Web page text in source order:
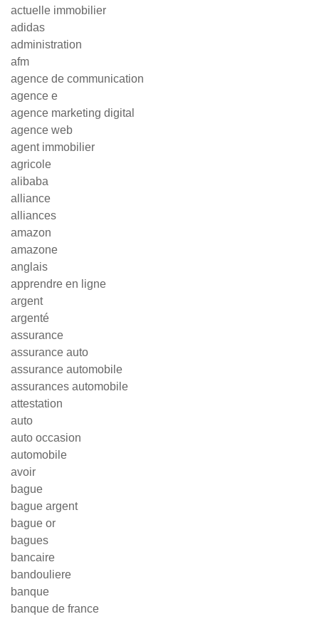
actuelle immobilier
adidas
administration
afm
agence de communication
agence e
agence marketing digital
agence web
agent immobilier
agricole
alibaba
alliance
alliances
amazon
amazone
anglais
apprendre en ligne
argent
argenté
assurance
assurance auto
assurance automobile
assurances automobile
attestation
auto
auto occasion
automobile
avoir
bague
bague argent
bague or
bagues
bancaire
bandouliere
banque
banque de france